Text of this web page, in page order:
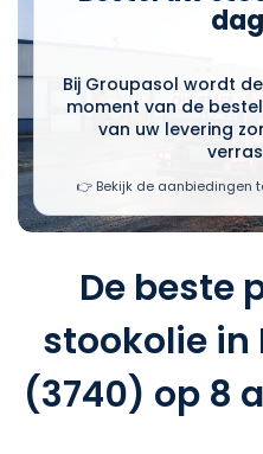
Bij Groupasol wordt
moment van de
van uw levering
👉 Bekijk de aanbiedingen
De beste
stookolie in
(3740) op 8